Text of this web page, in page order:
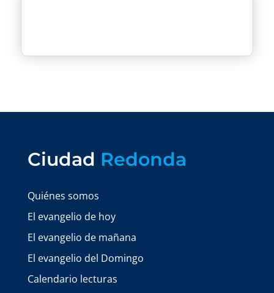
Ciudad Redonda
Quiénes somos
El evangelio de hoy
El evangelio de mañana
El evangelio del Domingo
Calendario lecturas